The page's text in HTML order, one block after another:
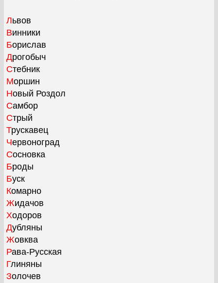
Львов
Винники
Борислав
Дрогобыч
Стебник
Моршин
Новый Роздол
Самбор
Стрый
Трускавец
Червоноград
Сосновка
Броды
Буск
Комарно
Жидачов
Ходоров
Дубляны
Жовква
Рава-Русская
Глиняны
Золочев